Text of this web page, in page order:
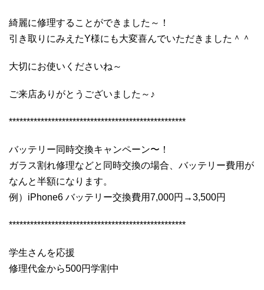
綺麗に修理することができました～！
引き取りにみえたY様にも大変喜んでいただきました＾＾
大切にお使いくださいね～
ご来店ありがとうございました～♪
**************************************************
バッテリー同時交換キャンペーン〜！
ガラス割れ修理などと同時交換の場合、バッテリー費用が
なんと半額になります。
例）iPhone6 バッテリー交換費用7,000円→3,500円
**************************************************
学生さんを応援
修理代金から500円学割中